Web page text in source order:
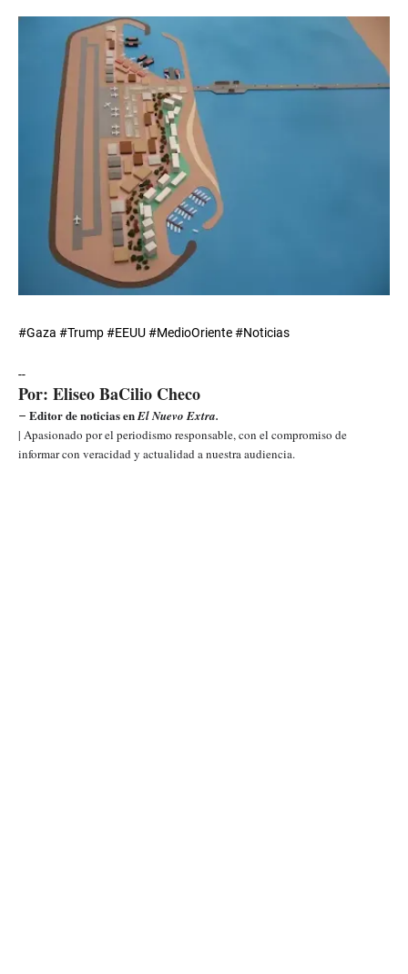
#Gaza #Trump #EEUU #MedioOriente #Noticias
--
Por: Eliseo BaCilio Checo
– Editor de noticias enEl Nuevo Extra.
| Apasionado por el periodismo responsable, con el compromiso de
informar con veracidad y actualidad a nuestra audiencia.